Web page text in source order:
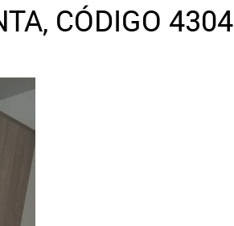
CÓDIGO 4304